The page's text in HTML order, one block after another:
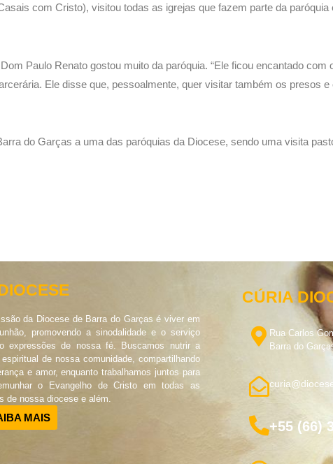
com Cristo), visitou todas as igrejas que fazem parte da
Paulo Renato gostou muito da paróquia. “Ele ficou encantado
Ele disse que, pessoalmente, quer visitar também os presos e
do Garças a uma das paróquias da Diocese, sendo uma visita
da Diocese de Barra do Garças é viver em
promovendo a sinodalidade e o serviço
expressões de nossa fé. Buscamos nutrir a
de nossa comunidade, compartilhando
e amor, enquanto trabalhamos juntos para
o Evangelho de Cristo em todas as
de nossa diocese e além.
MAIS
CÚRIA
Rua Carlos
Barra do
+55 (66)